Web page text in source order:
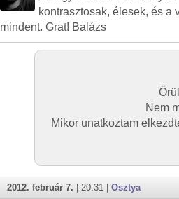
kontrasztosak, élesek, és a
mindent. Grat! Balázs
Nem
Mikor unatkoztam
2012. február 7. | 20:31 | Osztya